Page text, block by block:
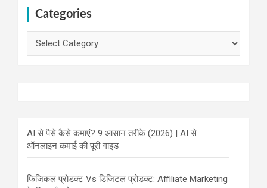
Categories
AI से पैसे कैसे कमाएं? 9 आसान तरीके (2026) | AI से
ऑनलाइन कमाई की पूरी गाइड
फिजिकल प्रोडक्ट Vs डिजिटल प्रोडक्ट: Affiliate Marketing